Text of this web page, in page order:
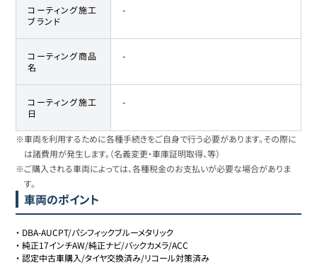
コーティング施工
ブランド
-
コーティング商品
名
-
コーティング施工
日
-
※車両を利用するために各種手続きをご自身で行う必要があります。その際に
は諸費用が発生します。（名義変更・車庫証明取得、等）
※ご購入される車両によっては、各種税金のお支払いが必要な場合がありま
す。
車両のポイント
・ DBA-AUCPT/パシフィックブルーメタリック
・純正17インチAW/純正ナビ/バックカメラ/ACC
・認定中古車購入/タイヤ交換済み/リコール対策済み